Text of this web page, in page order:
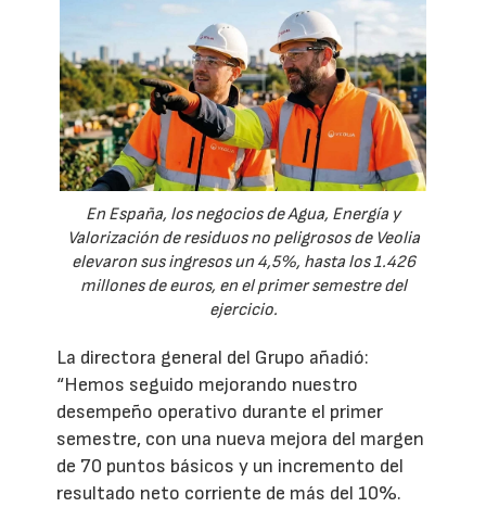
En España, los negocios de Agua, Energía y
Valorización de residuos no peligrosos de Veolia
elevaron sus ingresos un 4,5%, hasta los 1.426
millones de euros, en el primer semestre del
ejercicio.
La directora general del Grupo añadió:
“Hemos seguido mejorando nuestro
desempeño operativo durante el primer
semestre, con una nueva mejora del margen
de 70 puntos básicos y un incremento del
resultado neto corriente de más del 10%.